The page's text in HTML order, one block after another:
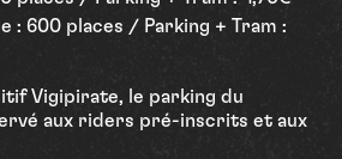
: 600 places / Parking + Tram :
Vigipirate, le parking du
aux riders pré-inscrits et aux